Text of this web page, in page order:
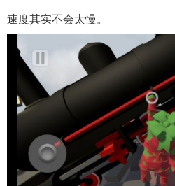
速度其实不会太慢。